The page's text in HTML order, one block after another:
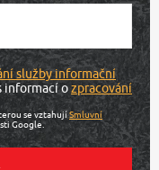
služby informační
informací ozpracování
se vztahujíSmluvní
Google.